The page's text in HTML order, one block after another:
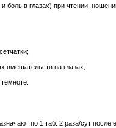
боль в глазах) при чтении,
вмешательств на глазах;
по 1 таб. 2 раза/сут после